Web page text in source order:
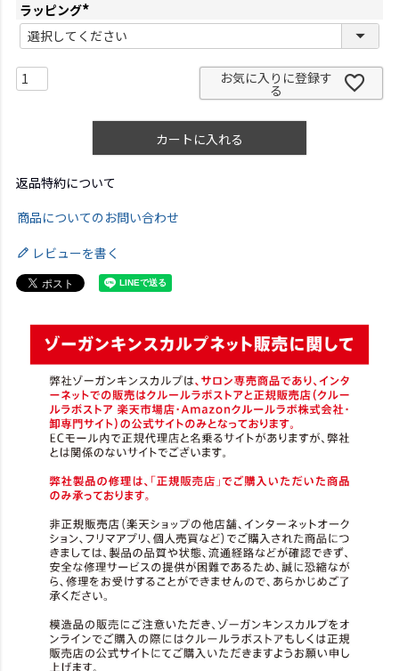
ラッピング
(
必
須
お気に入りに登録す
る
カートに入れる
返品特約について
商品についてのお問い合わせ
レビューを書く